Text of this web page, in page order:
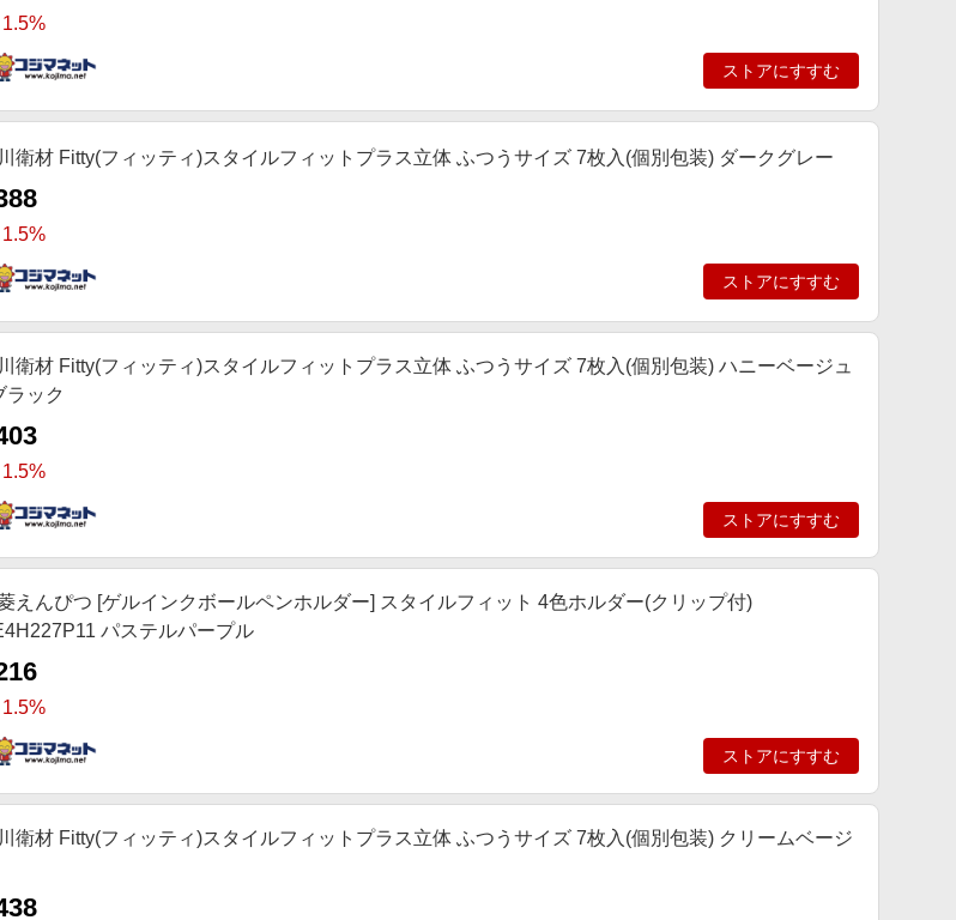
1.5%
ストアにすすむ
衛材 Fitty(フィッティ)スタイルフィットプラス立体 ふつうサイズ 7枚入(個別包装) ダークグレー
1.5%
ストアにすすむ
衛材 Fitty(フィッティ)スタイルフィットプラス立体 ふつうサイズ 7枚入(個別包装) ハニーベージュ
ラック
1.5%
ストアにすすむ
えんぴつ [ゲルインクボールペンホルダー] スタイルフィット 4色ホルダー(クリップ付)
パステルパープル
1.5%
ストアにすすむ
衛材 Fitty(フィッティ)スタイルフィットプラス立体 ふつうサイズ 7枚入(個別包装) クリームベージ